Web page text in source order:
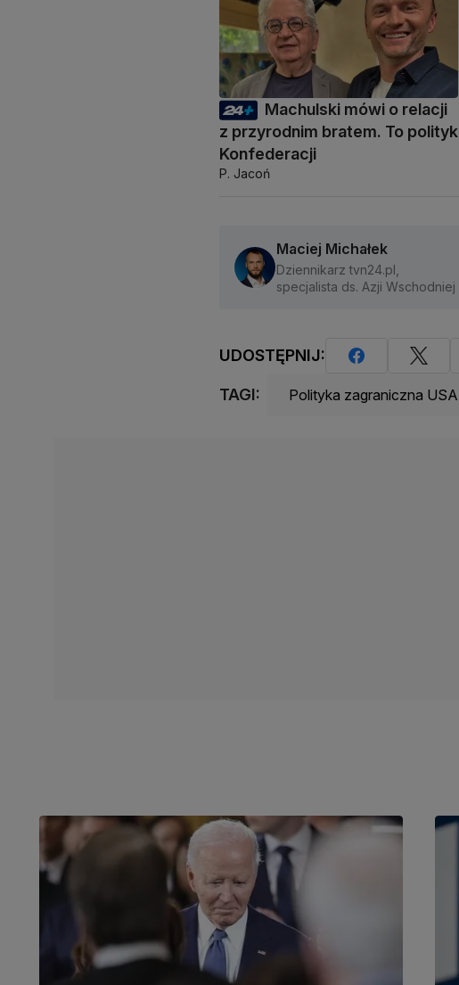
Machulski mówi o relacji
z przyrodnim bratem. To polityk
Konfederacji
P. Jacoń
Maciej Michałek
Dziennikarz tvn24.pl,
specjalista ds. Azji Wschodniej
UDOSTĘPNIJ:
TAGI: Polityka zagraniczna USA